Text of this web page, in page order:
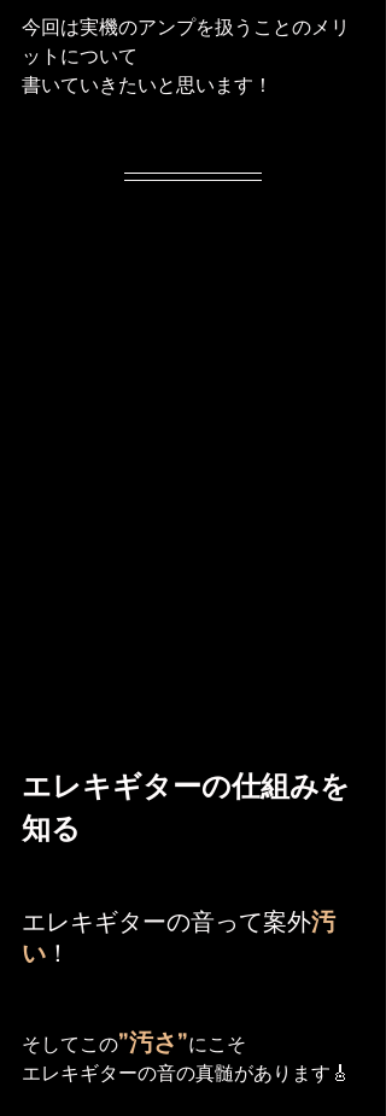
今回は実機のアンプを扱うことのメリ
ットについて
書いていきたいと思います！
エレキギターの仕組みを
知る
エレキギターの音って案外汚
い ！
そしてこの”汚さ”にこそ
エレキギターの音の真髄があります🎸